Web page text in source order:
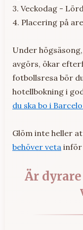
3. Veckodag -
4. Placering på
Under
avgörs, ökar
fotbollsresa bör
hotellbokning i
du ska bo i
Glöm inte heller
behöver veta inför
Är